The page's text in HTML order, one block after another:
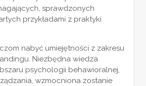
sprawdzonych
przykładami z praktyki
nabyć umiejętności z zakresu
Niezbędna wiedza
psychologii behawioralnej,
wzmocniona zostanie